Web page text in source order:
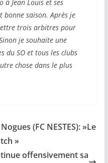
Jean Louis et ses
saison. Après je
trois arbitres pour
je souhaite une
du SO et tous les clubs
chose dans le plus
(FC NESTES): »Le
»
offensivement sa